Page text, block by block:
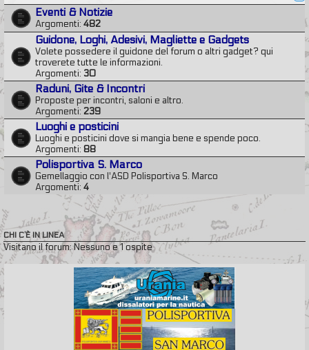
Eventi & Notizie
Argomenti: 482
Guidone, Loghi, Adesivi, Magliette e Gadgets
Volete possedere il guidone del forum o altri gadget? qui
troverete tutte le informazioni.
Argomenti: 30
Raduni, Gite & Incontri
Proposte per incontri, saloni e altro.
Argomenti: 239
Luoghi e posticini
Luoghi e posticini dove si mangia bene e spende poco.
Argomenti: 88
Polisportiva S. Marco
Gemellaggio con l'ASD Polisportiva S. Marco
Argomenti: 4
CHI C’È IN LINEA
Visitano il forum: Nessuno e 1 ospite